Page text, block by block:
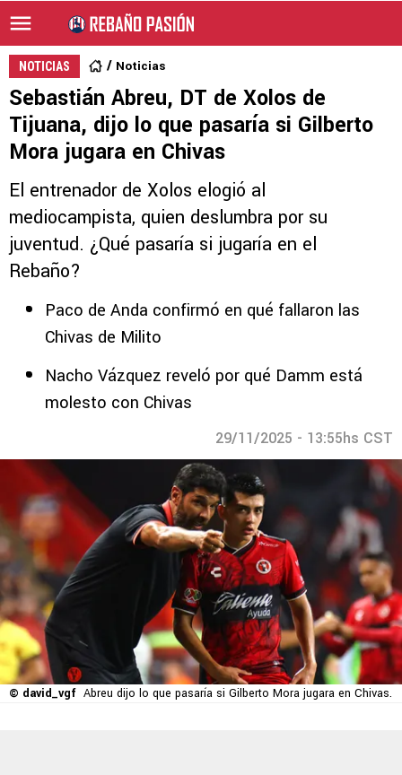
NOTICIAS Noticias
Sebastián Abreu, DT de Xolos de
Tijuana, dijo lo que pasaría si Gilberto
Mora jugara en Chivas
El entrenador de Xolos elogió al
mediocampista, quien deslumbra por su
juventud. ¿Qué pasaría si jugaría en el
Rebaño?
Paco de Anda confirmó en qué fallaron las
Chivas de Milito
Nacho Vázquez reveló por qué Damm está
molesto con Chivas
29/11/2025 - 13:55hs CST
© david_vgf Abreu dijo lo que pasaría si Gilberto Mora jugara en Chivas.